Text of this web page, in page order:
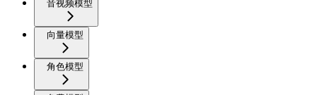
音视频模型
向量模型
角色模型